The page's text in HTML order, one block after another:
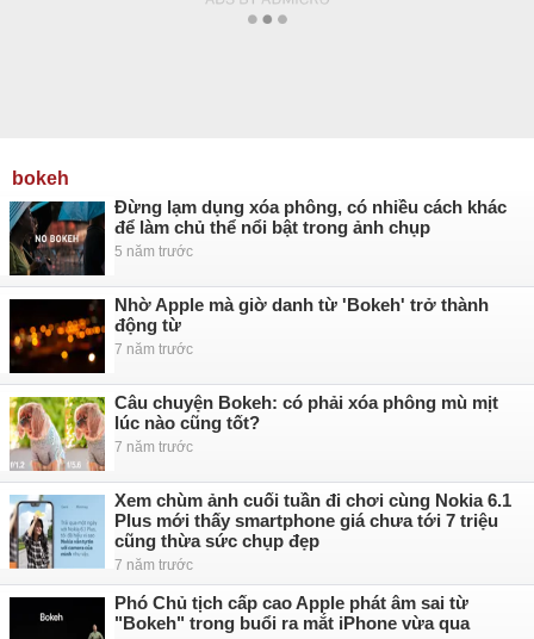
bokeh
Đừng lạm dụng xóa phông, có nhiều cách khác
để làm chủ thể nổi bật trong ảnh chụp
5 năm trước
Nhờ Apple mà giờ danh từ 'Bokeh' trở thành
động từ
7 năm trước
Câu chuyện Bokeh: có phải xóa phông mù mịt
lúc nào cũng tốt?
7 năm trước
Xem chùm ảnh cuối tuần đi chơi cùng Nokia 6.1
Plus mới thấy smartphone giá chưa tới 7 triệu
cũng thừa sức chụp đẹp
7 năm trước
Phó Chủ tịch cấp cao Apple phát âm sai từ
"Bokeh" trong buổi ra mắt iPhone vừa qua